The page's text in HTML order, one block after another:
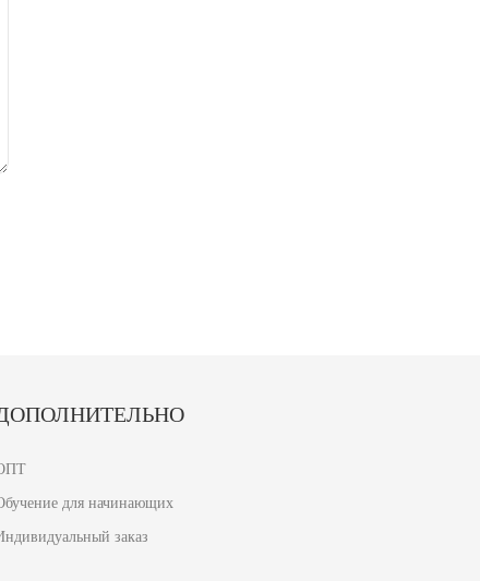
для начинающих
заказ